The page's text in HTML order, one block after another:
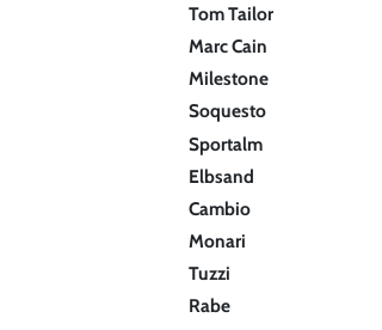
Tom Tailor
Marc Cain
Milestone
Soquesto
Sportalm
Elbsand
Cambio
Monari
Tuzzi
Rabe